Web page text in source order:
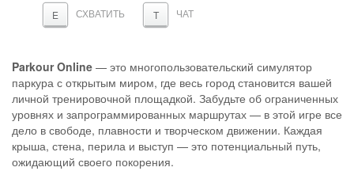
E СХВАТИТЬ T ЧАТ
Parkour Online — это многопользовательский симулятор
паркура с открытым миром, где весь город становится вашей
личной тренировочной площадкой. Забудьте об ограниченных
уровнях и запрограммированных маршрутах — в этой игре все
дело в свободе, плавности и творческом движении. Каждая
крыша, стена, перила и выступ — это потенциальный путь,
ожидающий своего покорения.